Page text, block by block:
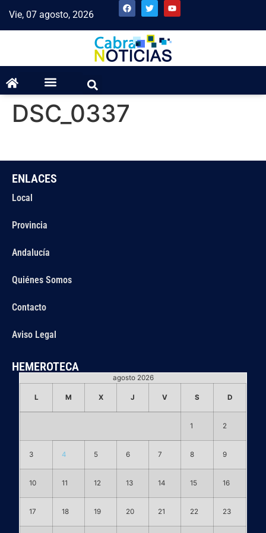
Vie, 07 agosto, 2026
DSC_0337
ENLACES
Local
Provincia
Andalucía
Quiénes Somos
Contacto
Aviso Legal
HEMEROTECA
agosto 2026
L M X J V S D
1 2
3 4 5 6 7 8 9
10 11 12 13 14 15 16
17 18 19 20 21 22 23